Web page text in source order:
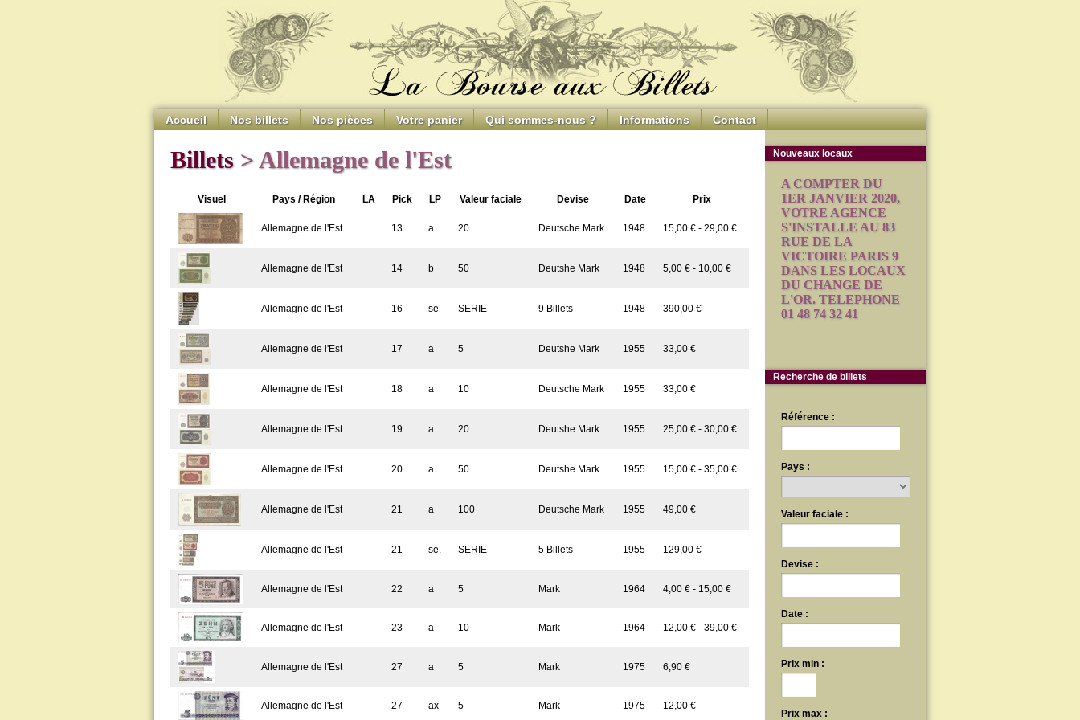
Accueil Nos billets Nos pièces Votre panier Qui sommes-nous ? Informations Contact
Billets > Allemagne de l'Est
Visuel Pays / Région LA Pick LP Valeur faciale Devise Date Prix
Allemagne de l'Est 13 a 20 Deutsche Mark 1948 15,00 € - 29,00 €
Allemagne de l'Est 14 b 50 Deutshe Mark 1948 5,00 € - 10,00 €
Allemagne de l'Est 16 se SERIE 9 Billets 1948 390,00 €
Allemagne de l'Est 17 a 5 Deutshe Mark 1955 33,00 €
Allemagne de l'Est 18 a 10 Deutsche Mark 1955 33,00 €
Allemagne de l'Est 19 a 20 Deutshe Mark 1955 25,00 € - 30,00 €
Allemagne de l'Est 20 a 50 Deutshe Mark 1955 15,00 € - 35,00 €
Allemagne de l'Est 21 a 100 Deutsche Mark 1955 49,00 €
Allemagne de l'Est 21 se. SERIE 5 Billets 1955 129,00 €
Allemagne de l'Est 22 a 5 Mark 1964 4,00 € - 15,00 €
Allemagne de l'Est 23 a 10 Mark 1964 12,00 € - 39,00 €
Allemagne de l'Est 27 a 5 Mark 1975 6,90 €
Allemagne de l'Est 27 ax 5 Mark 1975 12,00 €
Nouveaux locaux
A COMPTER DU
1ER JANVIER 2020,
VOTRE AGENCE
S'INSTALLE AU 83
RUE DE LA
VICTOIRE PARIS 9
DANS LES LOCAUX
DU CHANGE DE
L'OR. TELEPHONE
01 48 74 32 41
Recherche de billets
Référence :
Pays :
Valeur faciale :
Devise :
Date :
Prix min :
Prix max :